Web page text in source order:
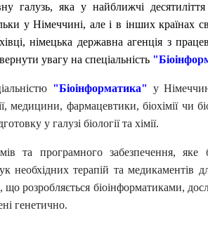
галузь, яка у найближчі
у Німеччині, але і в інших країнах
німецька державна агенція з
увагу на спеціальність
"Біоінформатика" у
медицини, фармацевтики, біохімії чи
у галузі біології та хімії.
та програмного забезпечення, яке
терапій та медикаментів
розробляється біоінформатиками,
генетично.